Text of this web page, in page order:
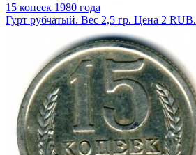
15 копеек 1980 года
Гурт рубчатый. Вес 2,5 гр. Цена 2 RUB.